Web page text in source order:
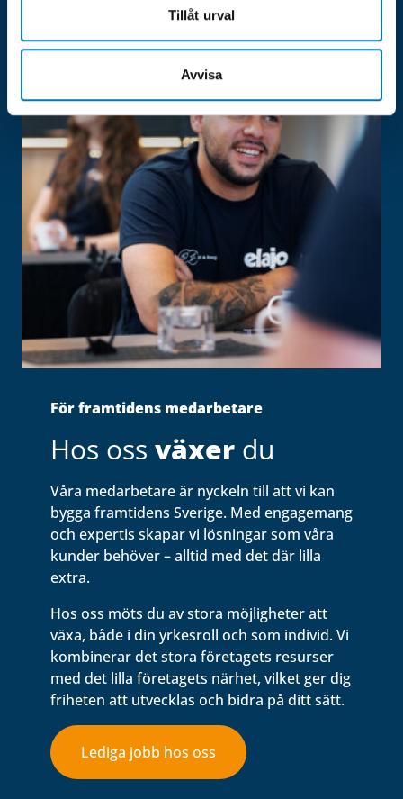
Tillåt urval
Avvisa
För framtidens medarbetare
Hos oss växer du
Våra medarbetare är nyckeln till att vi kan
bygga framtidens Sverige. Med engagemang
och expertis skapar vi lösningar som våra
kunder behöver – alltid med det där lilla
extra.
Hos oss möts du av stora möjligheter att
växa, både i din yrkesroll och som individ. Vi
kombinerar det stora företagets resurser
med det lilla företagets närhet, vilket ger dig
friheten att utvecklas och bidra på ditt sätt.
Lediga jobb hos oss